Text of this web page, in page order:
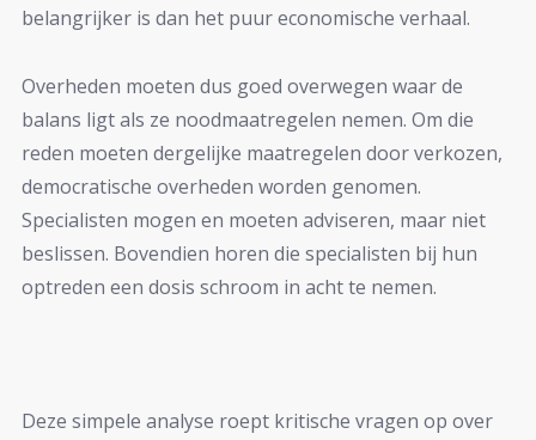
belangrijker is dan het puur economische verhaal.
Overheden moeten dus goed overwegen waar de
balans ligt als ze noodmaatregelen nemen. Om die
reden moeten dergelijke maatregelen door verkozen,
democratische overheden worden genomen.
Specialisten mogen en moeten adviseren, maar niet
beslissen. Bovendien horen die specialisten bij hun
optreden een dosis schroom in acht te nemen.
Deze simpele analyse roept kritische vragen op over